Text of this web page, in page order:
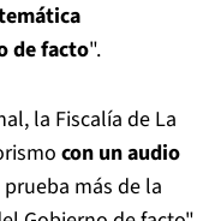
de facto".
la Fiscalía de La
con un audio
prueba más de la